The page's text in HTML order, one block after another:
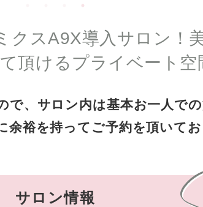
クスA9X導入サロン！
頂けるプライベート空
、サロン内は基本お一人で
裕を持ってご予約を頂いてお
サロン情報